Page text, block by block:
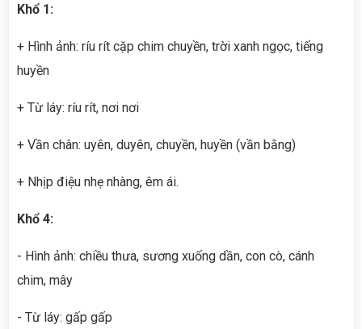
Khổ 1:
+ Hình ảnh: ríu rít cặp chim chuyền, trời xanh ngọc, tiếng
huyền
+ Từ láy: ríu rít, nơi nơi
+ Vần chân: uyên, duyên, chuyền, huyền (vần bằng)
+ Nhịp điệu nhẹ nhàng, êm ái.
Khổ 4:
- Hình ảnh: chiều thưa, sương xuống dần, con cò, cánh
chim, mây
- Từ láy: gấp gấp